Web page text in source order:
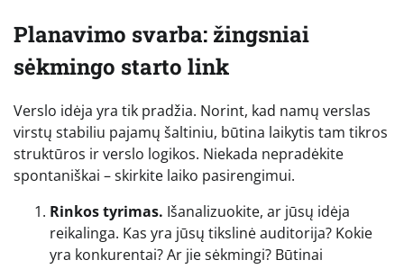
Planavimo svarba: žingsniai
sėkmingo starto link
Verslo idėja yra tik pradžia. Norint, kad namų verslas
virstų stabiliu pajamų šaltiniu, būtina laikytis tam tikros
struktūros ir verslo logikos. Niekada nepradėkite
spontaniškai – skirkite laiko pasirengimui.
Rinkos tyrimas. Išanalizuokite, ar jūsų idėja
reikalinga. Kas yra jūsų tikslinė auditorija? Kokie
yra konkurentai? Ar jie sėkmingi? Būtinai